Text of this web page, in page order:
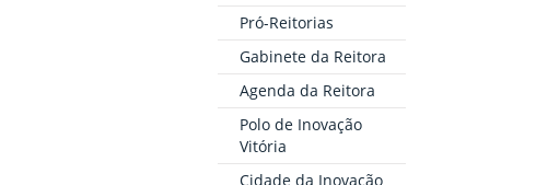
Pró-Reitorias
Gabinete da Reitora
Agenda da Reitora
Polo de Inovação
Vitória
Cidade da Inovação